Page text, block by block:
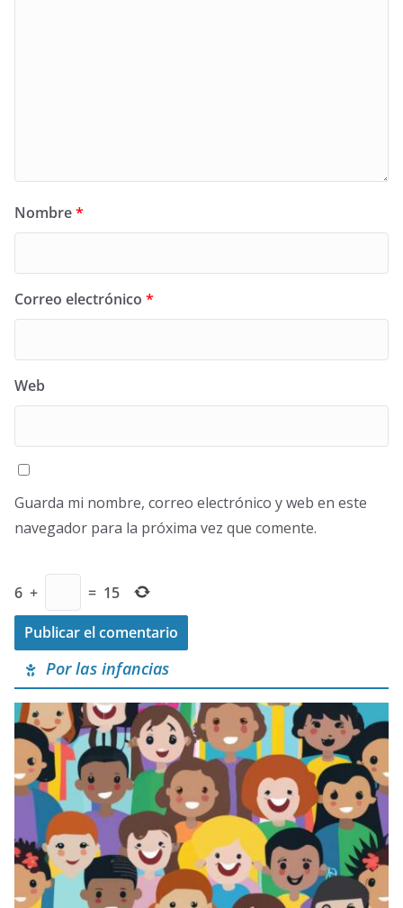
Nombre*
Correo electrónico *
Web
Guarda mi nombre, correo electrónico y web en este
navegador para la próxima vez que comente.
6 + = 15
Por las infancias